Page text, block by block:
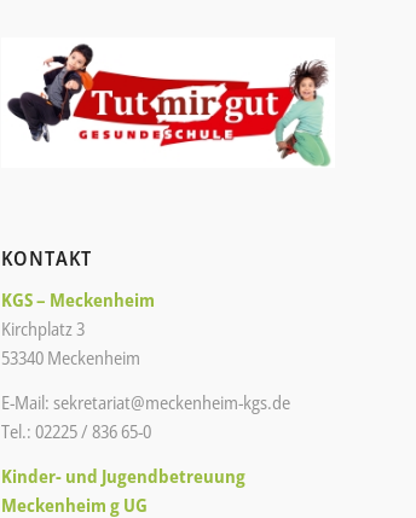
KONTAKT
KGS – Meckenheim
Kirchplatz 3
53340 Meckenheim
E-Mail:sekretariat@meckenheim-kgs.de
Tel.: 02225 / 836 65-0
Kinder- und Jugendbetreuung
Meckenheim g UG